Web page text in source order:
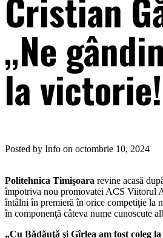
„Ne
la
Posted by Info on octombrie 10, 2024
Politehnica Timişoara revine acasă
împotriva nou promovatei ACS Viitorul
întâlni în premieră în orice competiţie la
în componenţă câteva nume cunoscute
„Cu Bădăuţă şi Gîrlea am fost coleg